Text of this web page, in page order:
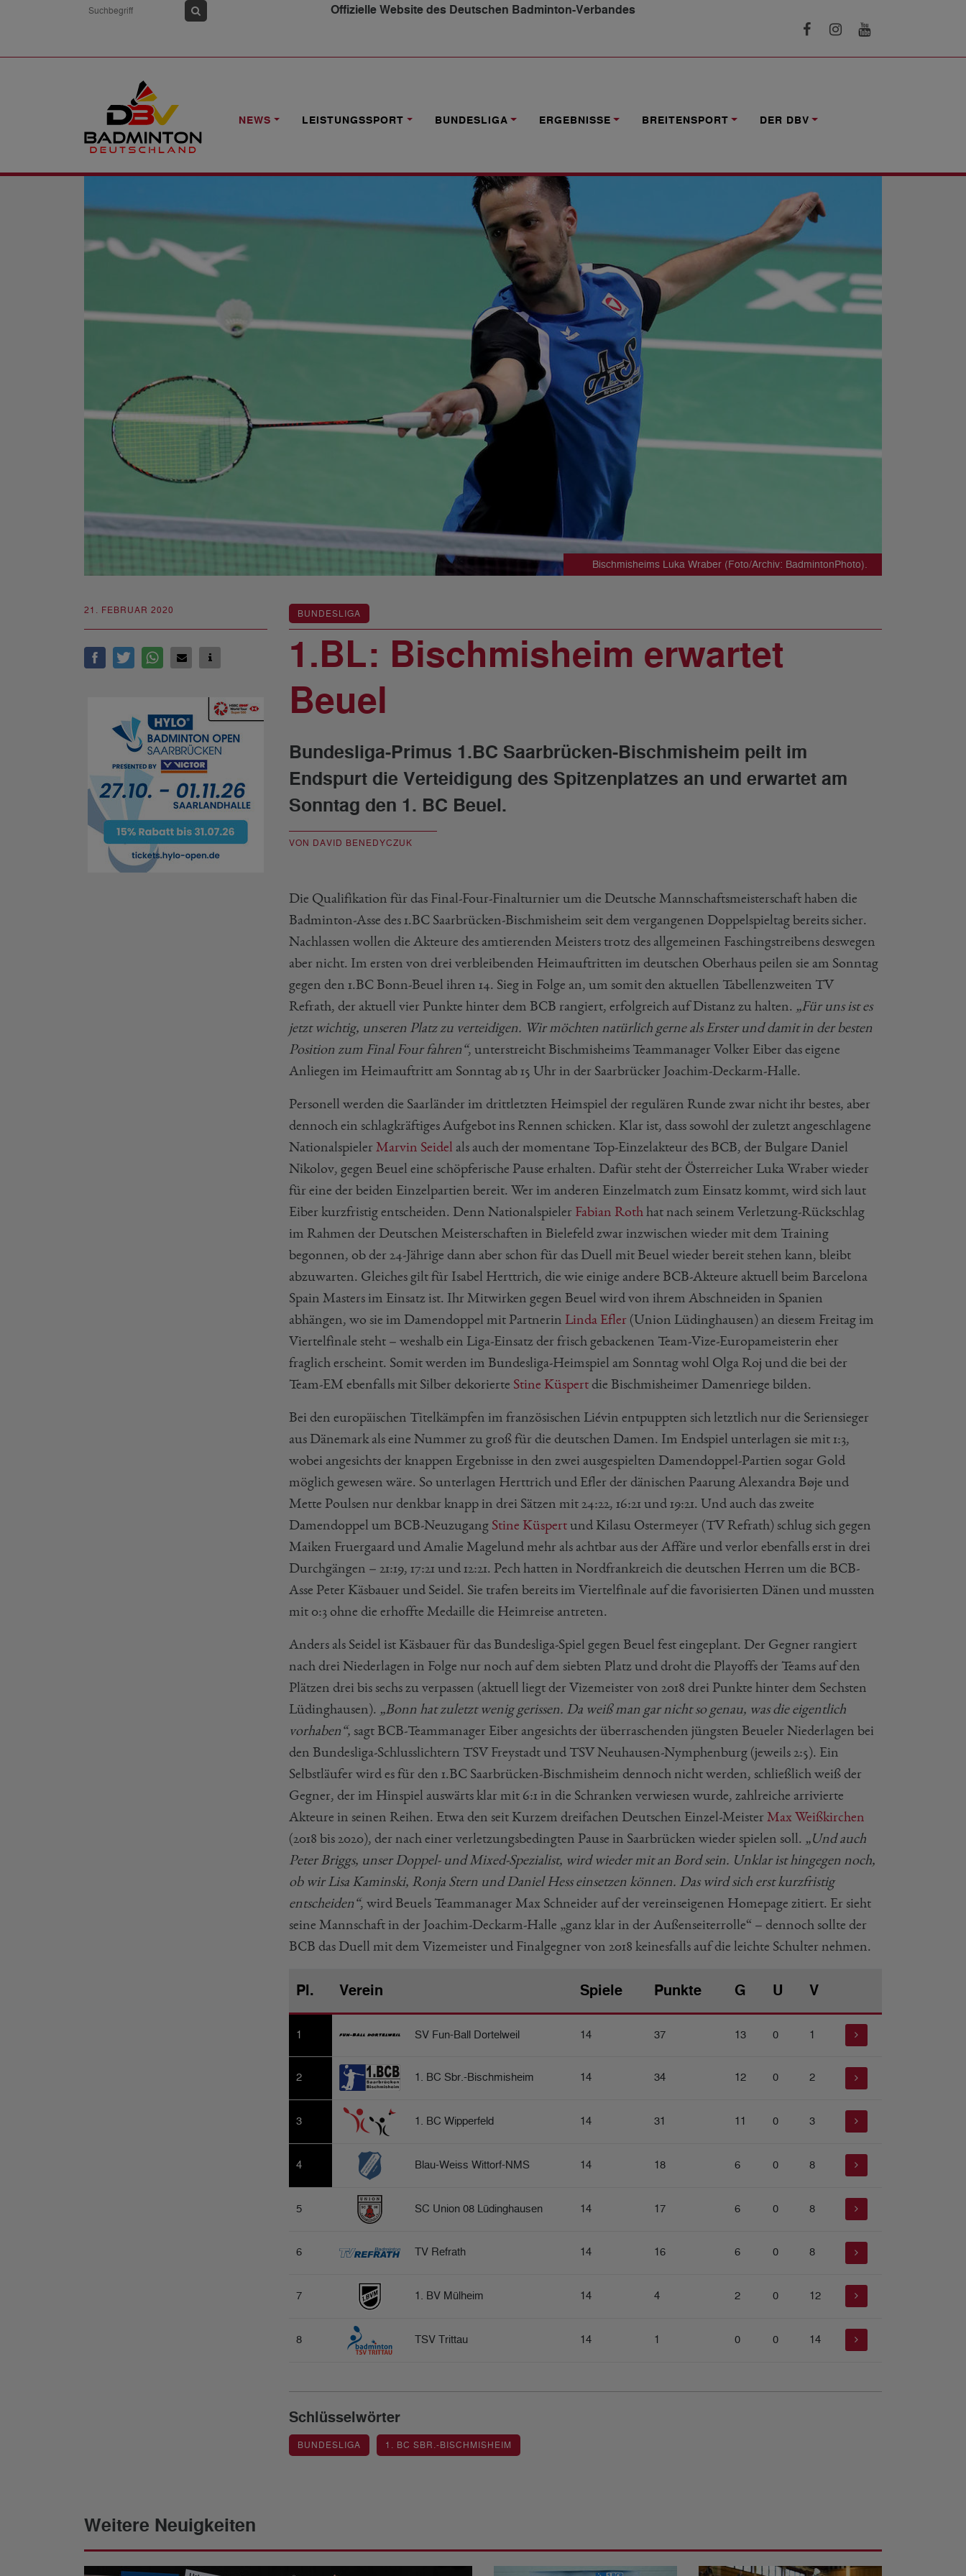
Offizielle Website des Deutschen Badminton-Verbandes
NEWS LEISTUNGSSPORT BUNDESLIGA ERGEBNISSE BREITENSPORT DER DBV
NEWS
Bischmisheims Luka Wraber (Foto/Archiv: BadmintonPhoto).
21. FEBRUAR 2020 BUNDESLIGA
1.BL: Bischmisheim erwartet
Beuel
Bundesliga-Primus 1.BC Saarbrücken-Bischmisheim peilt im
Endspurt die Verteidigung des Spitzenplatzes an und erwartet am
Sonntag den 1. BC Beuel.
VON DAVID BENEDYCZUK
Die Qualifikation für das Final-Four-Finalturnier um die Deutsche Mannschaftsmeisterschaft haben die
Badminton-Asse des 1.BC Saarbrücken-Bischmisheim seit dem vergangenen Doppelspieltag bereits sicher.
Nachlassen wollen die Akteure des amtierenden Meisters trotz des allgemeinen Faschingstreibens deswegen
aber nicht. Im ersten von drei verbleibenden Heimauftritten im deutschen Oberhaus peilen sie am Sonntag
gegen den 1.BC Bonn-Beuel ihren 14. Sieg in Folge an, um somit den aktuellen Tabellenzweiten TV
Refrath, der aktuell vier Punkte hinter dem BCB rangiert, erfolgreich auf Distanz zu halten. „Für uns ist es
jetzt wichtig, unseren Platz zu verteidigen. Wir möchten natürlich gerne als Erster und damit in der besten
Position zum Final Four fahren“, unterstreicht Bischmisheims Teammanager Volker Eiber das eigene
Anliegen im Heimauftritt am Sonntag ab 15 Uhr in der Saarbrücker Joachim-Deckarm-Halle.
Personell werden die Saarländer im drittletzten Heimspiel der regulären Runde zwar nicht ihr bestes, aber
dennoch ein schlagkräftiges Aufgebot ins Rennen schicken. Klar ist, dass sowohl der zuletzt angeschlagene
Nationalspieler Marvin Seidel als auch der momentane Top-Einzelakteur des BCB, der Bulgare Daniel
Nikolov, gegen Beuel eine schöpferische Pause erhalten. Dafür steht der Österreicher Luka Wraber wieder
für eine der beiden Einzelpartien bereit. Wer im anderen Einzelmatch zum Einsatz kommt, wird sich laut
Eiber kurzfristig entscheiden. Denn Nationalspieler Fabian Roth hat nach seinem Verletzung-Rückschlag
im Rahmen der Deutschen Meisterschaften in Bielefeld zwar inzwischen wieder mit dem Training
begonnen, ob der 24-Jährige dann aber schon für das Duell mit Beuel wieder bereit stehen kann, bleibt
abzuwarten. Gleiches gilt für Isabel Herttrich, die wie einige andere BCB-Akteure aktuell beim Barcelona
Spain Masters im Einsatz ist. Ihr Mitwirken gegen Beuel wird von ihrem Abschneiden in Spanien
abhängen, wo sie im Damendoppel mit Partnerin Linda Efler (Union Lüdinghausen) an diesem Freitag im
Viertelfinale steht – weshalb ein Liga-Einsatz der frisch gebackenen Team-Vize-Europameisterin eher
fraglich erscheint. Somit werden im Bundesliga-Heimspiel am Sonntag wohl Olga Roj und die bei der
Team-EM ebenfalls mit Silber dekorierte Stine Küspert die Bischmisheimer Damenriege bilden.
Bei den europäischen Titelkämpfen im französischen Liévin entpuppten sich letztlich nur die Seriensieger
aus Dänemark als eine Nummer zu groß für die deutschen Damen. Im Endspiel unterlagen sie mit 1:3,
wobei angesichts der knappen Ergebnisse in den zwei ausgespielten Damendoppel-Partien sogar Gold
möglich gewesen wäre. So unterlagen Herttrich und Efler der dänischen Paarung Alexandra Bøje und
Mette Poulsen nur denkbar knapp in drei Sätzen mit 24:22, 16:21 und 19:21. Und auch das zweite
Damendoppel um BCB-Neuzugang Stine Küspert und Kilasu Ostermeyer (TV Refrath) schlug sich gegen
Maiken Fruergaard und Amalie Magelund mehr als achtbar aus der Affäre und verlor ebenfalls erst in drei
Durchgängen – 21:19, 17:21 und 12:21. Pech hatten in Nordfrankreich die deutschen Herren um die BCB-
Asse Peter Käsbauer und Seidel. Sie trafen bereits im Viertelfinale auf die favorisierten Dänen und mussten
mit 0:3 ohne die erhoffte Medaille die Heimreise antreten.
Anders als Seidel ist Käsbauer für das Bundesliga-Spiel gegen Beuel fest eingeplant. Der Gegner rangiert
nach drei Niederlagen in Folge nur noch auf dem siebten Platz und droht die Playoffs der Teams auf den
Plätzen drei bis sechs zu verpassen (aktuell liegt der Vizemeister von 2018 drei Punkte hinter dem Sechsten
Lüdinghausen). „Bonn hat zuletzt wenig gerissen. Da weiß man gar nicht so genau, was die eigentlich
vorhaben“, sagt BCB-Teammanager Eiber angesichts der überraschenden jüngsten Beueler Niederlagen bei
den Bundesliga-Schlusslichtern TSV Freystadt und TSV Neuhausen-Nymphenburg (jeweils 2:5). Ein
Selbstläufer wird es für den 1.BC Saarbrücken-Bischmisheim dennoch nicht werden, schließlich weiß der
Gegner, der im Hinspiel auswärts klar mit 6:1 in die Schranken verwiesen wurde, zahlreiche arrivierte
Akteure in seinen Reihen. Etwa den seit Kurzem dreifachen Deutschen Einzel-Meister Max Weißkirchen
(2018 bis 2020), der nach einer verletzungsbedingten Pause in Saarbrücken wieder spielen soll. „Und auch
Peter Briggs, unser Doppel- und Mixed-Spezialist, wird wieder mit an Bord sein. Unklar ist hingegen noch,
ob wir Lisa Kaminski, Ronja Stern und Daniel Hess einsetzen können. Das wird sich erst kurzfristig
entscheiden“, wird Beuels Teammanager Max Schneider auf der vereinseigenen Homepage zitiert. Er sieht
seine Mannschaft in der Joachim-Deckarm-Halle „ganz klar in der Außenseiterrolle“ – dennoch sollte der
BCB das Duell mit dem Vizemeister und Finalgegner von 2018 keinesfalls auf die leichte Schulter nehmen.
Pl. Verein Spiele Punkte G U V
1 SV Fun-Ball Dortelweil 14 37 13 0 1
2 1. BC Sbr.-Bischmisheim 14 34 12 0 2
3 1. BC Wipperfeld 14 31 11 0 3
4 Blau-Weiss Wittorf-NMS 14 18 6 0 8
5 SC Union 08 Lüdinghausen 14 17 6 0 8
6 TV Refrath 14 16 6 0 8
7 1. BV Mülheim 14 4 2 0 12
8 TSV Trittau 14 1 0 0 14
Schlüsselwörter
BUNDESLIGA 1. BC SBR.-BISCHMISHEIM
Weitere Neuigkeiten